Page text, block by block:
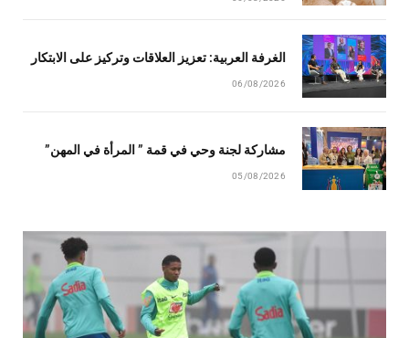
الغرفة العربية: تعزيز العلاقات وتركيز على الابتكار
06/08/2026
مشاركة لجنة وحي في قمة ” المرأة في المهن”
05/08/2026